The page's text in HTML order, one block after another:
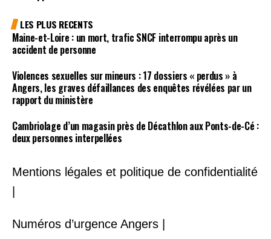
LES PLUS RECENTS
Maine-et-Loire : un mort, trafic SNCF interrompu après un
accident de personne
Violences sexuelles sur mineurs : 17 dossiers « perdus » à
Angers, les graves défaillances des enquêtes révélées par un
rapport du ministère
Cambriolage d’un magasin près de Décathlon aux Ponts-de-Cé :
deux personnes interpellées
Mentions légales et politique de confidentialité
|
Numéros d’urgence Angers |